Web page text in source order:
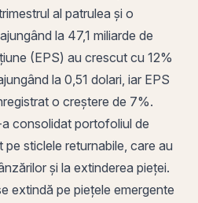
al patrulea și o
la 47,1 miliarde de
(EPS) au crescut cu 12%
la 0,51 dolari, iar EPS
o creștere de 7%.
consolidat portofoliul de
sticlele returnabile, care au
și la extinderea pieței.
extindă pe piețele emergente